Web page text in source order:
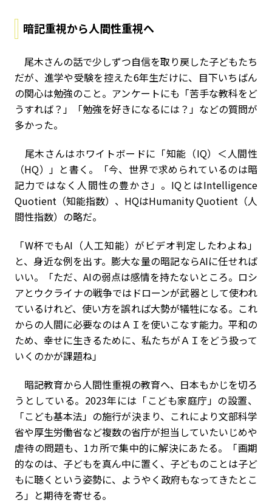
暗記重視から人間性重視へ
尾木さんの話で少しずつ自信を取り戻した子どもたち
だが、進学や受験を控えた6年生だけに、目下いちばん
の関心は勉強のこと。アンケートにも「苦手な教科をど
うすれば？」「勉強を好きになるには？」などの質問が
多かった。
尾木さんはホワイトボードに「知能（IQ）＜人間性
（HQ）」と書く。「今、世界で求められているのは暗
記力ではなく人間性の豊かさ」。 IQ とはIntelligence
Quotient （知能指数）、 HQはHumanity Quotient （人
間性指数）の略だ。
「W杯でもAI （人工知能）がビデオ判定したわよね」
と、身近な例を出す。膨大な量の暗記ならAIに任せれば
いい。「ただ、 AIの弱点は感情を持たないところ。ロシ
アとウクライナの戦争ではドローンが武器として使われ
ているけれど、使い方を誤れば大勢が犠牲になる。これ
からの人間に必要なのはＡＩを使いこなす能力。平和の
ため、幸せに生きるために、私たちがＡＩをどう扱って
いくのかが課題ね」
暗記教育から人間性重視の教育へ、日本もかじを切ろ
うとしている。 2023年には「こども家庭庁」の設置、
「こども基本法」の施行が決まり、これにより文部科学
省や厚生労働省など複数の省庁が担当していたいじめや
虐待の問題も、 1カ所で集中的に解決にあたる。「画期
的なのは、子どもを真ん中に置く、子どものことは子ど
もに聴くという姿勢に、ようやく政府もなってきたとこ
ろ」と期待を寄せる。